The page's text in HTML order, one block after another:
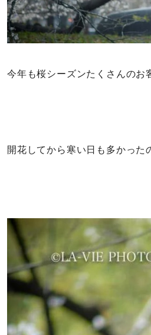
今年も桜シーズンたくさんのお
開花してから寒い日も多かった